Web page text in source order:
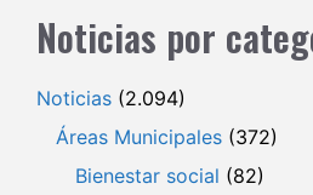
Noticias por
Noticias (2.094)
Áreas Municipales (372)
Bienestar social (82)